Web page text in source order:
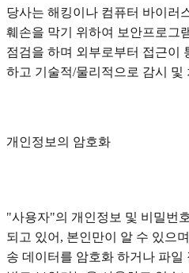
당사는 해킹이나 컴퓨터 바이러
훼손을 막기 위하여 보안프로그
점검을 하며 외부로부터 접근이
하고 기술적/물리적으로 감시 및
개인정보의 암호화
"사용자"의 개인정보 및 비밀번
되고 있어, 본인만이 알 수 있으
송 데이터를 암호화 하거나 파일